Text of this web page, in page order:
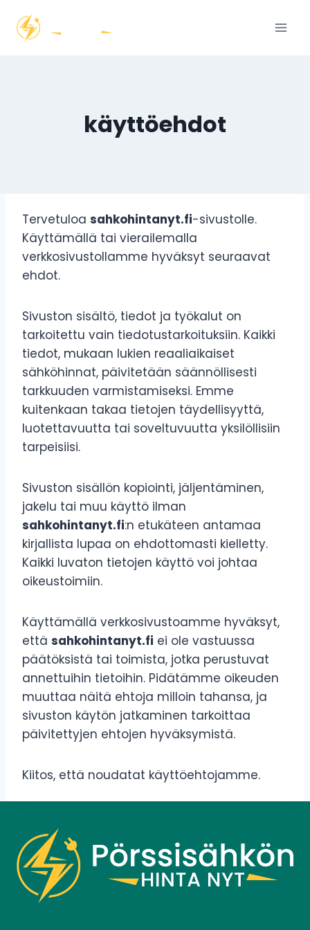
sisältöön
käyttöehdot
Tervetuloa sahkohintanyt.fi-sivustolle.
Käyttämällä tai vierailemalla
verkkosivustollamme hyväksyt seuraavat
ehdot.
Sivuston sisältö, tiedot ja työkalut on
tarkoitettu vain tiedotustarkoituksiin. Kaikki
tiedot, mukaan lukien reaaliaikaiset
sähköhinnat, päivitetään säännöllisesti
tarkkuuden varmistamiseksi. Emme
kuitenkaan takaa tietojen täydellisyyttä,
luotettavuutta tai soveltuvuutta yksilöllisiin
tarpeisiisi.
Sivuston sisällön kopiointi, jäljentäminen,
jakelu tai muu käyttö ilman
sahkohintanyt.fi:n etukäteen antamaa
kirjallista lupaa on ehdottomasti kielletty.
Kaikki luvaton tietojen käyttö voi johtaa
oikeustoimiin.
Käyttämällä verkkosivustoamme hyväksyt,
että sahkohintanyt.fi ei ole vastuussa
päätöksistä tai toimista, jotka perustuvat
annettuihin tietoihin. Pidätämme oikeuden
muuttaa näitä ehtoja milloin tahansa, ja
sivuston käytön jatkaminen tarkoittaa
päivitettyjen ehtojen hyväksymistä.
Kiitos, että noudatat käyttöehtojamme.